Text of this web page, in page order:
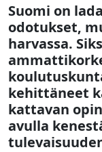
Suomi on
odotukset,
harvassa.
kehittäneet
kattavan
avulla